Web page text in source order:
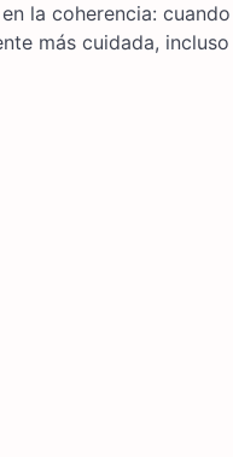
la coherencia:
más cuidada,